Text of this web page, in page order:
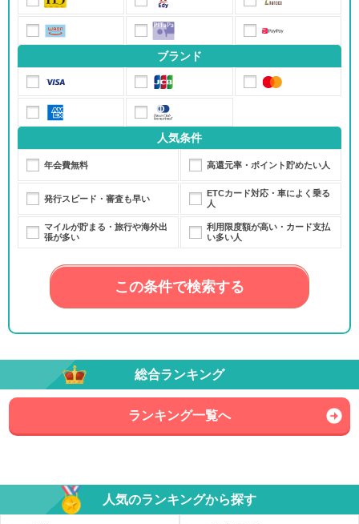
ブランド
人気条件
年会費無料 高還元率・ポイント貯めたい人
発行スピード・審査も早い
ETCカード対応・車によく乗る
人
マイルが貯まる・旅行や海外出
張が多い
利用限度額が高い・カード支払
い多い人
この条件で検索する
総合ランキング
ランキング一覧へ
人気のランキングから探す